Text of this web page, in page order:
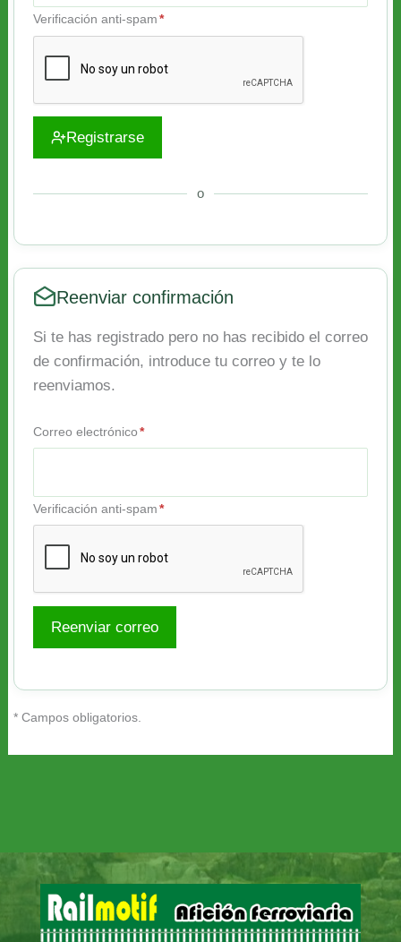
Verificación anti-spam*
Registrarse
o
Reenviar confirmación
Si te has registrado pero no has recibido el correo
de confirmación, introduce tu correo y te lo
reenviamos.
Correo electrónico*
Verificación anti-spam*
Reenviar correo
* Campos obligatorios.